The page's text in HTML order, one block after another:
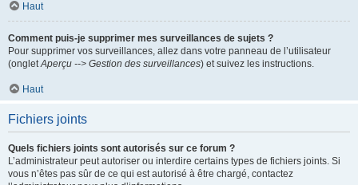
Haut
Comment puis-je supprimer mes surveillances de sujets ?
Pour supprimer vos surveillances, allez dans votre panneau de l’utilisateur
(ongletAperçu --> Gestion des surveillances) et suivez les instructions.
Haut
Fichiers joints
Quels fichiers joints sont autorisés sur ce forum ?
L’administrateur peut autoriser ou interdire certains types de fichiers joints. Si
vous n’êtes pas sûr de ce qui est autorisé à être chargé, contactez